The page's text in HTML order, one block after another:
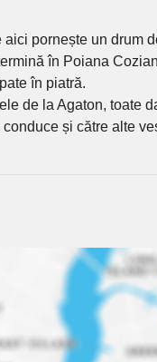
pornește un drum
în Poiana
în piatră.
de la Agaton, toate
și către alte